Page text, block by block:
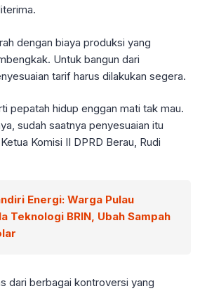
dengan biaya produksi yang
Untuk bangun dari
tarif harus dilakukan segera.
pepatah hidup enggan mati tak mau.
sudah saatnya penyesuaian itu
Komisi II DPRD Berau, Rudi
Energi: Warga Pulau
Teknologi BRIN, Ubah Sampah
dari berbagai kontroversi yang